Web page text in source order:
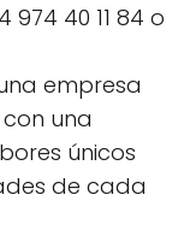
40 11 84 o
empresa
una
únicos
de cada